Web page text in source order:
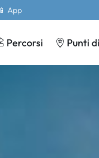
📱 App
Percorsi Punti